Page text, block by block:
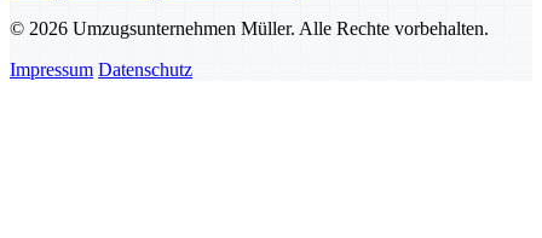
© 2026 Umzugsunternehmen Müller. Alle Rechte vorbehalten.
Impressum Datenschutz